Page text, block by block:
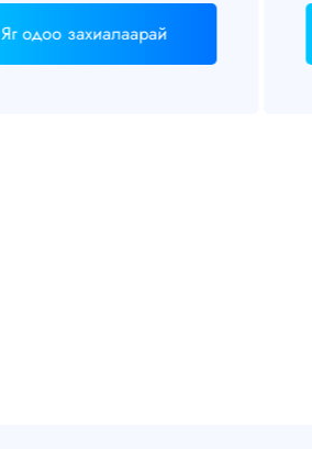
Яг одоо захиалаарай